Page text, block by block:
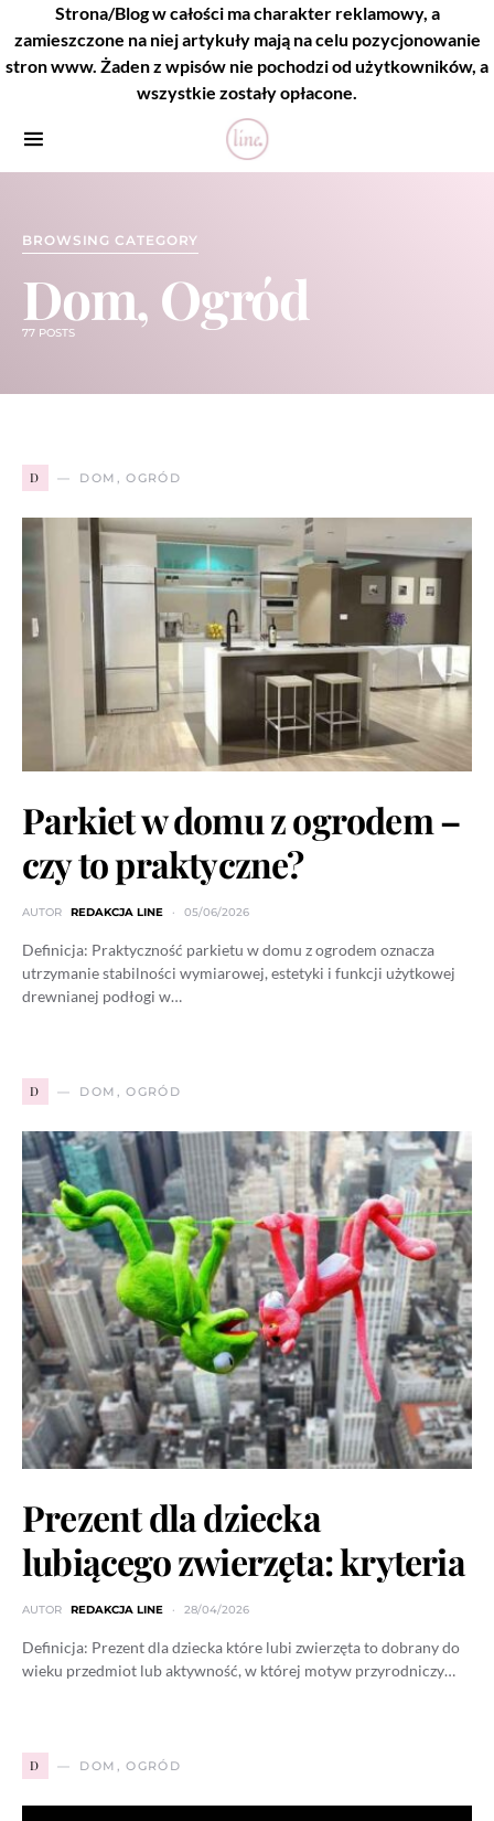
Strona/Blog w całości ma charakter reklamowy, a
zamieszczone na niej artykuły mają na celu pozycjonowanie
stron www. Żaden z wpisów nie pochodzi od użytkowników, a
wszystkie zostały opłacone.
BROWSING CATEGORY
Dom, Ogród
77 POSTS
D DOM, OGRÓD
Parkiet w domu z ogrodem –
czy to praktyczne?
AUTOR REDAKCJA LINE 05/06/2026
Definicja: Praktyczność parkietu w domu z ogrodem oznacza
utrzymanie stabilności wymiarowej, estetyki i funkcji użytkowej
drewnianej podłogi w…
D DOM, OGRÓD
Prezent dla dziecka
lubiącego zwierzęta: kryteria
AUTOR REDAKCJA LINE 28/04/2026
Definicja: Prezent dla dziecka które lubi zwierzęta to dobrany do
wieku przedmiot lub aktywność, w której motyw przyrodniczy…
D DOM, OGRÓD